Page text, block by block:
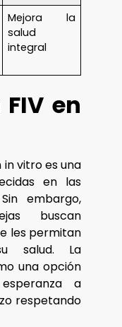
Mejora la
salud
integral
en
vitro es una
en las
embargo,
buscan
les permitan
salud. La
una opción
a
respetando